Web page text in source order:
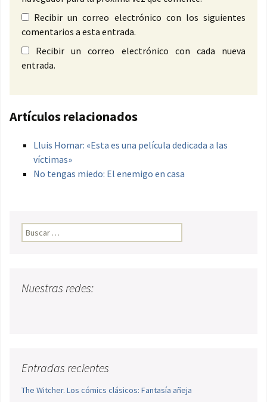
Recibir un correo electrónico con los siguientes
comentarios a esta entrada.
Recibir un correo electrónico con cada nueva
entrada.
Artículos relacionados
Lluis Homar: «Esta es una película dedicada a las
víctimas»
No tengas miedo: El enemigo en casa
Buscar:
Nuestras redes:
Entradas recientes
The Witcher. Los cómics clásicos: Fantasía añeja